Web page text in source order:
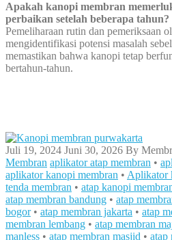
Apakah kanopi membran
perbaikan setelah beberapa tahun?
Pemeliharaan rutin dan pemeriksaan
mengidentifikasi potensi masalah
memastikan bahwa kanopi tetap
bertahun-tahun.
Juli 19, 2024 Juni 30, 2026 By
Membran aplikator atap membran •
aplikator kanopi membran • Aplikator
tenda membran • atap kanopi
atap membran bandung • atap
bogor• atap membran jakarta • atap
membran lembang • atap membran
manless • atap membran masjid • atap